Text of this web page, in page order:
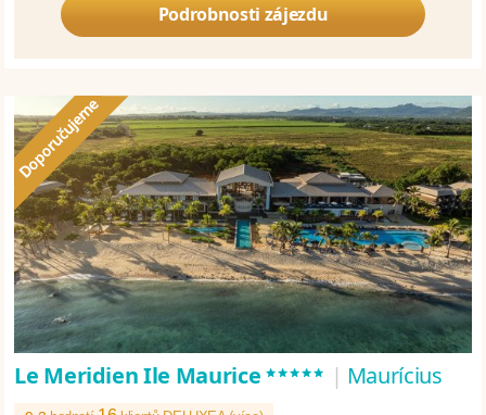
Podrobnosti zájezdu
Le Meridien Ile Maurice***** | Maurícius